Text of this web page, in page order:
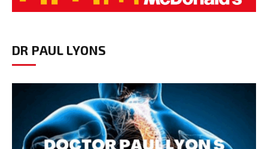
DR PAUL LYONS